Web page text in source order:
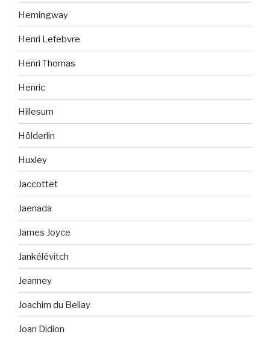
Hemingway
Henri Lefebvre
Henri Thomas
Henric
Hillesum
Hölderlin
Huxley
Jaccottet
Jaenada
James Joyce
Jankélévitch
Jeanney
Joachim du Bellay
Joan Didion